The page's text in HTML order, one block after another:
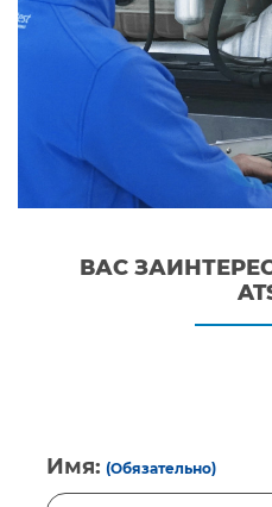
ВАС
Имя: (Обязательно)